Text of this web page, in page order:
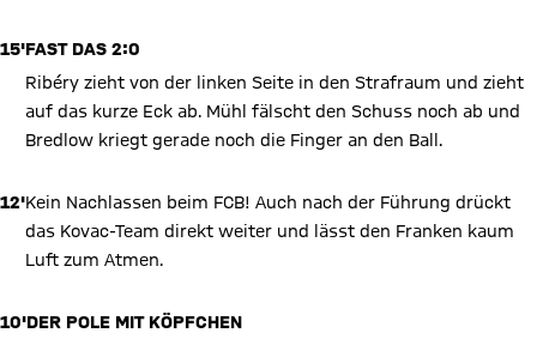
15'FAST DAS 2:0
Ribéry zieht von der linken Seite in den Strafraum und zieht
auf das kurze Eck ab. Mühl fälscht den Schuss noch ab und
Bredlow kriegt gerade noch die Finger an den Ball.
12'Kein Nachlassen beim FCB! Auch nach der Führung drückt
das Kovac-Team direkt weiter und lässt den Franken kaum
Luft zum Atmen.
10'DER POLE MIT KÖPFCHEN